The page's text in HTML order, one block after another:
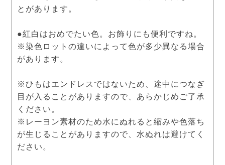
とがあります。
●紅白はおめでたい色。お飾りにも便利ですね。
※染色ロットの違いによって色が多少異なる場合
があります。
※ひもはエンドレスではないため、途中につなぎ
目が入ることがありますので、あらかじめご了承
ください。
※レーヨン素材のため水にぬれると縮みや色落ち
が生じることがありますので、水ぬれは避けてく
ださい。